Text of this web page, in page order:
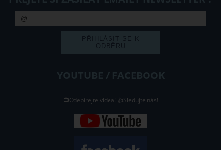
YOUTUBE / FACEBOOK
📺Odebírejte videa! 👍Sledujte nás!